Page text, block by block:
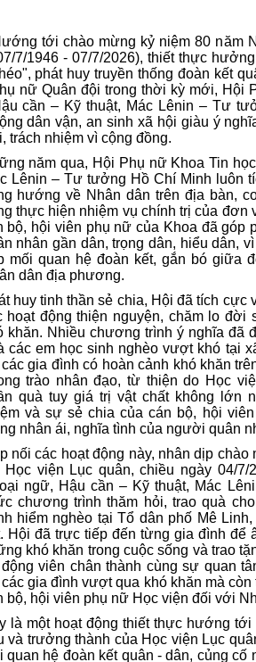
tới chào mừng kỷ niệm 80 năm
7/1946 - 07/7/2026), thiết thực
phát huy truyền thống đoàn kết
nữ Quân đội trong thời kỳ mới, Hội
cần – Kỹ thuật, Mác Lênin – Tư
dân vận, an sinh xã hội giàu ý
trách nhiệm vì cộng đồng.
năm qua, Hội Phụ nữ Khoa Tin
Lênin – Tư tưởng Hồ Chí Minh luôn
hướng về Nhân dân trên địa bàn,
thực hiện nhiệm vụ chính trị của đơn
bộ, hội viên phụ nữ của Khoa đã
nhân gần dân, trọng dân, hiểu dân,
mối quan hệ đoàn kết, gắn bó giữa
dân địa phương.
huy tinh thần sẻ chia, Hội đã tích cực
hoạt động thiện nguyện, chăm lo đời
khăn. Nhiều chương trình ý nghĩa đã
các em học sinh nghèo vượt khó tại
gia đình có hoàn cảnh khó khăn
trào nhân đạo, từ thiện do Học
quà tuy giá trị vật chất không lớn
và sự sẻ chia của cán bộ, hội
nhân ái, nghĩa tình của người quân
nối các hoạt động này, nhân dịp
Học viện Lục quân, chiều ngày 04/
ngữ, Hậu cần – Kỹ thuật, Mác
chương trình thăm hỏi, trao quà
hiểm nghèo tại Tổ dân phố Mê
Hội đã trực tiếp đến từng gia đình để
khó khăn trong cuộc sống và trao
động viên chân thành cùng sự quan
gia đình vượt qua khó khăn mà
bộ, hội viên phụ nữ Học viện đối với
là một hoạt động thiết thực hướng
và trưởng thành của Học viện Lục
quan hệ đoàn kết quân - dân, củng cố
Thứ năm,16/02/2017
Một số hình ảnh